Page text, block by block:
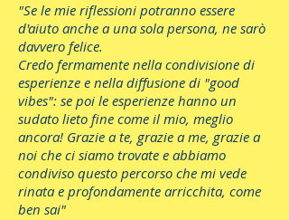
"Se le mie riflessioni potranno essere
d'aiuto anche a una sola persona, ne sarò
davvero felice.
Credo fermamente nella condivisione di
esperienze e nella diffusione di "good
vibes": se poi le esperienze hanno un
sudato lieto fine come il mio, meglio
ancora! Grazie a te, grazie a me, grazie a
noi che ci siamo trovate e abbiamo
condiviso questo percorso che mi vede
rinata e profondamente arricchita, come
ben sai"